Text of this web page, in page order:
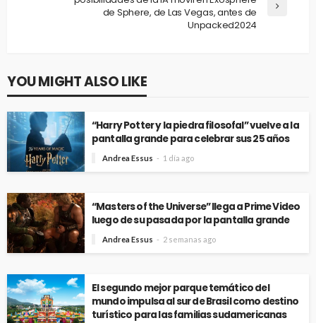
de Sphere, de Las Vegas, antes de
Unpacked2024
YOU MIGHT ALSO LIKE
“Harry Potter y la piedra filosofal” vuelve a la
pantalla grande para celebrar sus 25 años
Andrea Essus 1 día ago
“Masters of the Universe” llega a Prime Video
luego de su pasada por la pantalla grande
Andrea Essus 2 semanas ago
El segundo mejor parque temático del
mundo impulsa al sur de Brasil como destino
turístico para las familias sudamericanas